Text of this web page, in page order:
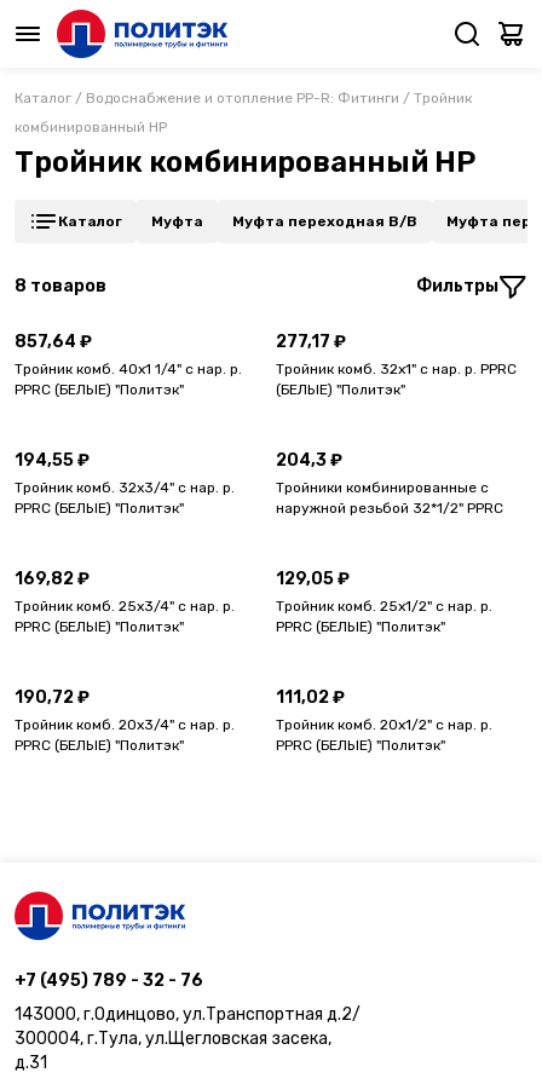
Каталог / Водоснабжение и отопление PP-R: Фитинги / Тройник
комбинированный НР
Тройник комбинированный НР
Каталог Муфта Муфта переходная В/В Муфта
8 товаров Фильтры
857,64 ₽
Тройник комб. 40х1 1/4" с нар. р.
PPRC (БЕЛЫЕ) "Политэк"
277,17 ₽
Тройник комб. 32х1" с нар. р. PPRC
(БЕЛЫЕ) "Политэк"
194,55 ₽
Тройник комб. 32х3/4" с нар. р.
PPRC (БЕЛЫЕ) "Политэк"
204,3 ₽
Тройники комбинированные с
наружной резьбой 32*1/2" PPRC
169,82 ₽
Тройник комб. 25х3/4" с нар. р.
PPRC (БЕЛЫЕ) "Политэк"
129,05 ₽
Тройник комб. 25х1/2" с нар. р.
PPRC (БЕЛЫЕ) "Политэк"
190,72 ₽
Тройник комб. 20х3/4" с нар. р.
PPRC (БЕЛЫЕ) "Политэк"
111,02 ₽
Тройник комб. 20х1/2" с нар. р.
PPRC (БЕЛЫЕ) "Политэк"
+7 (495) 789 - 32 - 76
143000, г.Одинцово, ул.Транспортная д.2/
300004, г.Тула, ул.Щегловская засека,
д.31